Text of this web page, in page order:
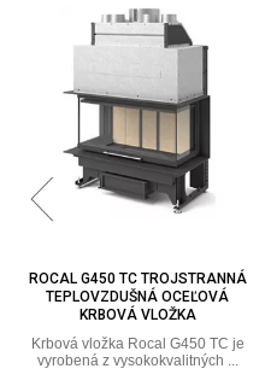
ROCAL G450 TC TROJSTRANNÁ
TEPLOVZDUŠNÁ OCEĽOVÁ
KRBOVÁ VLOŽKA
Krbová vložka Rocal G450 TC je
vyrobená z vysokokvalitných ...